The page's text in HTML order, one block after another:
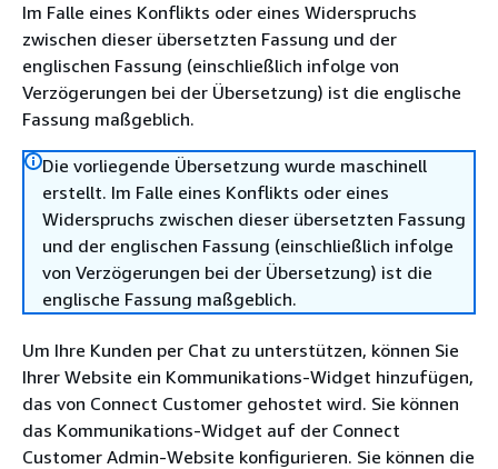
Im Falle eines Konflikts oder eines Widerspruchs
zwischen dieser übersetzten Fassung und der
englischen Fassung (einschließlich infolge von
Verzögerungen bei der Übersetzung) ist die englische
Fassung maßgeblich.
Die vorliegende Übersetzung wurde maschinell
erstellt. Im Falle eines Konflikts oder eines
Widerspruchs zwischen dieser übersetzten Fassung
und der englischen Fassung (einschließlich infolge
von Verzögerungen bei der Übersetzung) ist die
englische Fassung maßgeblich.
Um Ihre Kunden per Chat zu unterstützen, können Sie
Ihrer Website ein Kommunikations-Widget hinzufügen,
das von Connect Customer gehostet wird. Sie können
das Kommunikations-Widget auf der Connect
Customer Admin-Website konfigurieren. Sie können die